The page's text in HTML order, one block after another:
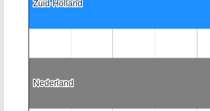
Zuid-Holland
Zuid-Holland
Nederland
Nederland